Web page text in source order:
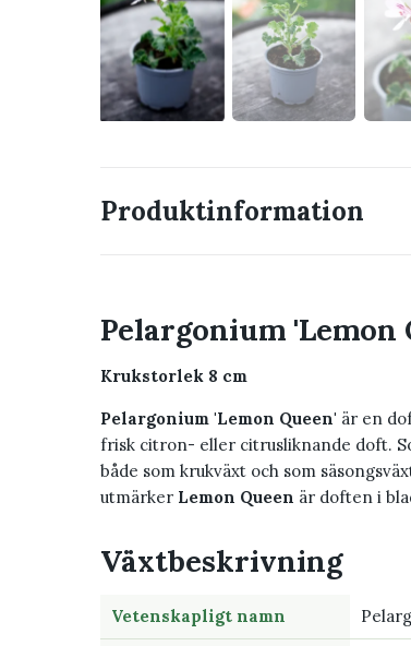
Produktinformation
Pelargonium 'Lemon
Krukstorlek 8 cm
Pelargonium 'Lemon Queen' är en
frisk citron- eller citrusliknande doft.
både som krukväxt och som
utmärker Lemon Queen är doften i
Växtbeskrivning
Vetenskapligt namn